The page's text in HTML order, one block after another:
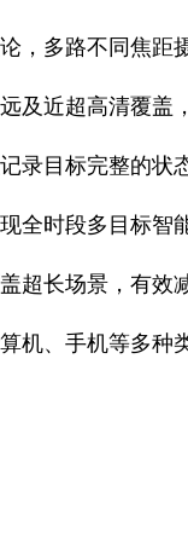
，多路不同焦距
及近超高清覆盖
录目标完整的状
全时段多目标智
超长场景，有效
机、手机等多种